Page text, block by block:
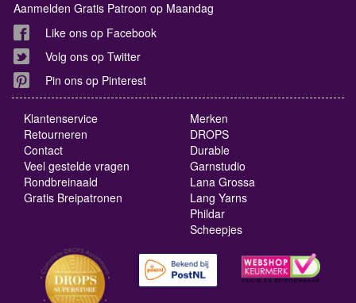
Aanmelden Gratis Patroon op Maandag
Like ons op Facebook
Volg ons op Twitter
Pin ons op Pinterest
Klantenservice
Retourneren
Contact
Veel gestelde vragen
Rondbreinaald
Gratis Breipatronen
Merken
DROPS
Durable
Garnstudio
Lana Grossa
Lang Yarns
Phildar
Scheepjes